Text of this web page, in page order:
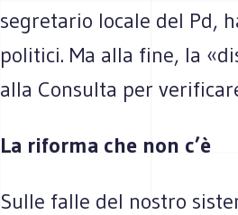
segretario locale del Pd,
politici. Ma alla fine, la
alla Consulta per
La riforma che non c’è
Sulle falle del nostro